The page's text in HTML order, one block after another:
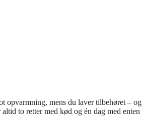
mens du laver tilbehøret –
to retter med kød og én dag med